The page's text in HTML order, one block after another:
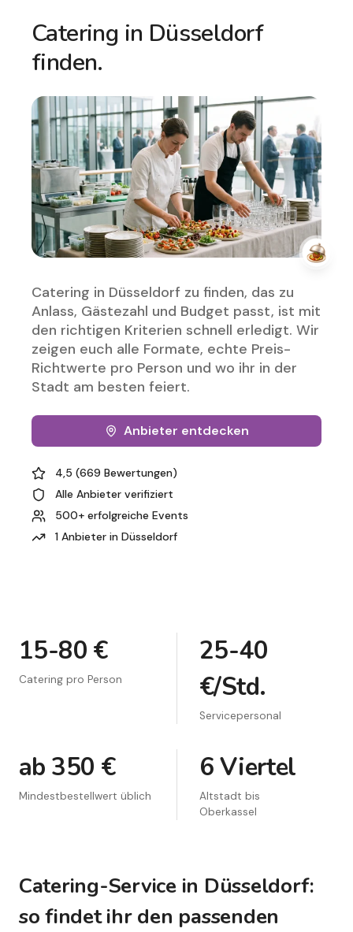
Catering in Düsseldorf
finden.
Catering in Düsseldorf zu finden, das zu
Anlass, Gästezahl und Budget passt, ist mit
den richtigen Kriterien schnell erledigt. Wir
zeigen euch alle Formate, echte Preis-
Richtwerte pro Person und wo ihr in der
Stadt am besten feiert.
Anbieter entdecken
4,5 (669 Bewertungen)
Alle Anbieter verifiziert
500+ erfolgreiche Events
1 Anbieter in Düsseldorf
15-80 €
Catering pro Person
25-40
€/Std.
Servicepersonal
ab 350 €
Mindestbestellwert üblich
6 Viertel
Altstadt bis
Oberkassel
Catering-Service in Düsseldorf:
so findet ihr den passenden